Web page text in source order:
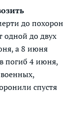
до похорон
одной до двух
а 8 июня
погиб 4 июня,
спустя